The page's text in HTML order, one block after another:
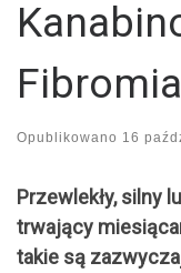
Opublikowano 16
Przewlekły, silny
trwający
takie są